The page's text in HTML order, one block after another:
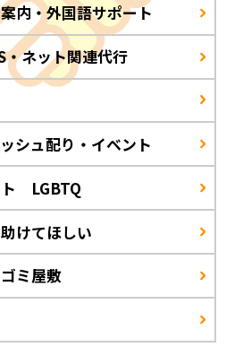
内・外国語サポート
・ネット関連代行
シュ配り・イベント
ト LGBTQ
けてほしい
ミ屋敷